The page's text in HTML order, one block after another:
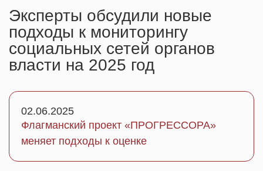
Эксперты обсудили новые
подходы к мониторингу
социальных сетей органов
власти на 2025 год
Флагманский проект «ПРОГРЕССОРА»
меняет подходы к оценке
02.06.2025